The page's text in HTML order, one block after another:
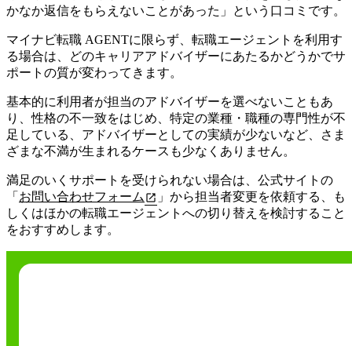
かなか返信をもらえないことがあった」という口コミです。
マイナビ転職 AGENTに限らず、転職エージェントを利用す
る場合は、どのキャリアアドバイザーにあたるかどうかでサ
ポートの質が変わってきます。
基本的に利用者が担当のアドバイザーを選べないこともあ
り、性格の不一致をはじめ、特定の業種・職種の専門性が不
足している、アドバイザーとしての実績が少ないなど、さま
ざまな不満が生まれるケースも少なくありません。
満足のいくサポートを受けられない場合は、公式サイトの
「 お問い合わせフォーム
」から担当者変更を依頼する、も
しくはほかの転職エージェントへの切り替えを検討すること
をおすすめします。